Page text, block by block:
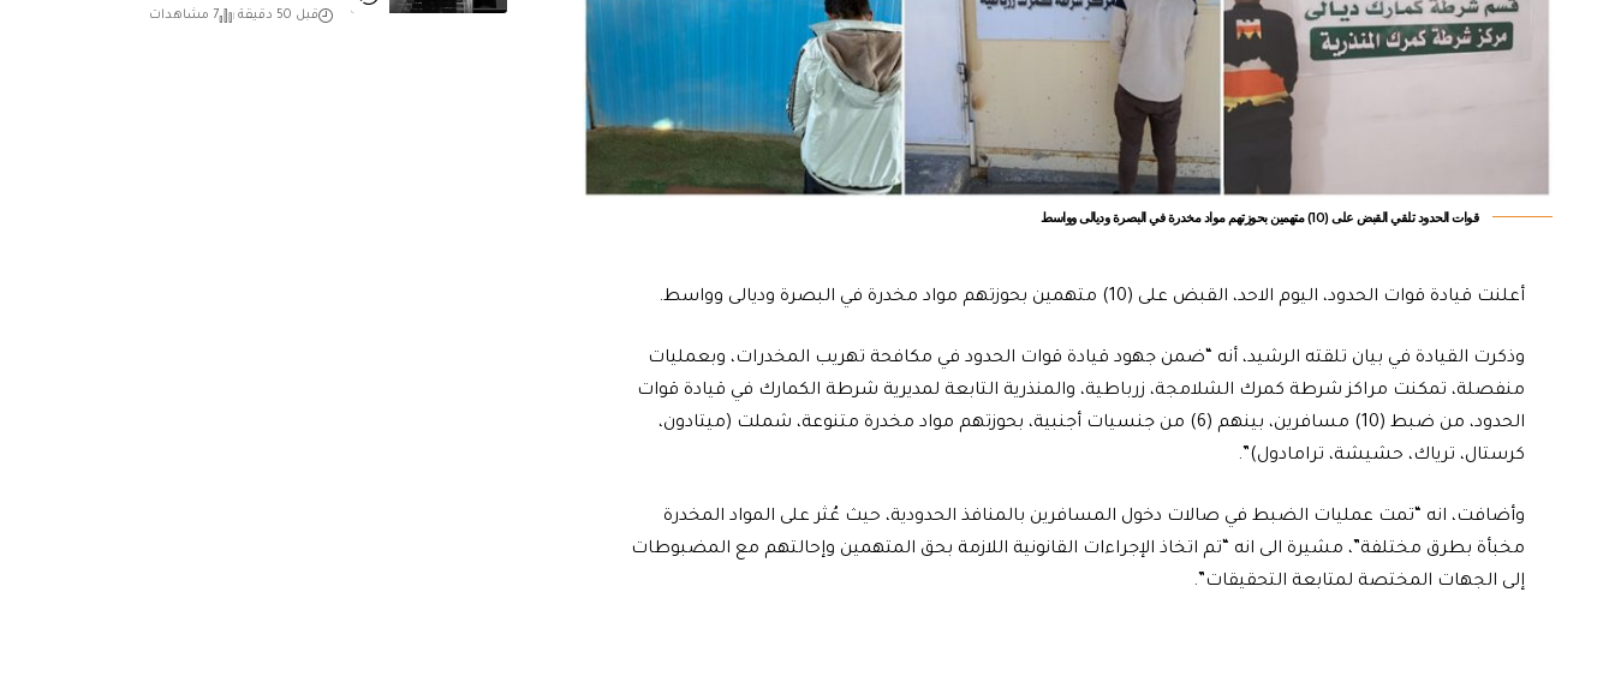
قوات الحدود تلقي القبض على (10) متهمين بحوزتهم مواد مخدرة في البصرة وديالى وواسط
أعلنت قيادة قوات الحدود، اليوم الاحد، القبض على (10) متهمين بحوزتهم مواد مخدرة في البصرة وديالى وواسط.
وذكرت القيادة في بيان تلقته الرشيد، أنه “ضمن جهود قيادة قوات الحدود في مكافحة تهريب المخدرات، وبعمليات
منفصلة، تمكنت مراكز شرطة كمرك الشلامجة، زرباطية، والمنذرية التابعة لمديرية شرطة الكمارك في قيادة قوات
الحدود، من ضبط (10) مسافرين، بينهم (6) من جنسيات أجنبية، بحوزتهم مواد مخدرة متنوعة، شملت (ميتادون،
كرستال، ترياك، حشيشة، ترامادول)”.
وأضافت، انه “تمت عمليات الضبط في صالات دخول المسافرين بالمنافذ الحدودية، حيث عُثر على المواد المخدرة
مخبأة بطرق مختلفة”، مشيرة الى انه “تم اتخاذ الإجراءات القانونية اللازمة بحق المتهمين وإحالتهم مع المضبوطات
إلى الجهات المختصة لمتابعة التحقيقات”.
قبل 50 دقيقة 7 مشاهدات